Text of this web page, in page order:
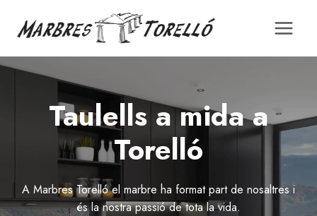
contingut
Taulells a mida a
Torelló
A Marbres Torelló el marbre ha format part de nosaltres i
és la nostra passió de tota la vida.